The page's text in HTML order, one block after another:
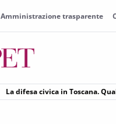
Amministrazione trasparente
La difesa civica in Toscana.